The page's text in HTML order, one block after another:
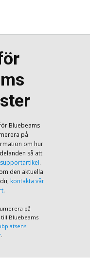
Bluebeams
på
om hur
så att
supportartikel.
den aktuella
kontakta vår
.
på
Bluebeams
.